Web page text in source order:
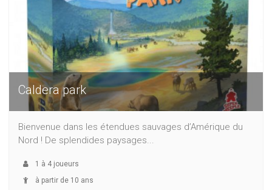
Caldera park
Bienvenue dans les étendues sauvages d’Amérique du
Nord ! De splendides paysages...
1 à 4 joueurs
à partir de 10 ans